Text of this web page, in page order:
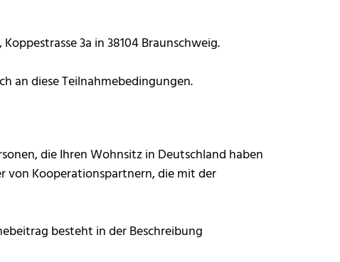
3a in 38104 Braunschweig.
an diese Teilnahmebedingungen.
die Ihren Wohnsitz in Deutschland haben
von Kooperationspartnern, die mit der
besteht in der Beschreibung